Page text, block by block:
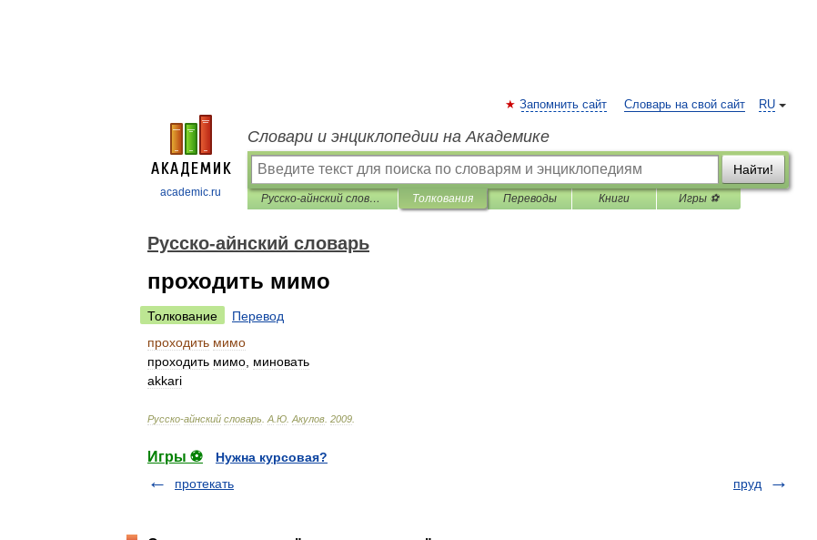
academic.ru
RU
Запомнить сайт Словарь на свой сайт
Словари и энциклопедии на Академике
Найти!
Русско-айнский словарь Толкования Переводы Книги Игры ⚽
Русско-айнский словарь
проходить мимо
Толкование
Перевод
проходить мимо
проходить мимо миновать
akkari
Русско-айнский словарь А Ю Акулов 2009
Игры ⚽
Нужна курсовая?
протекать
пруд